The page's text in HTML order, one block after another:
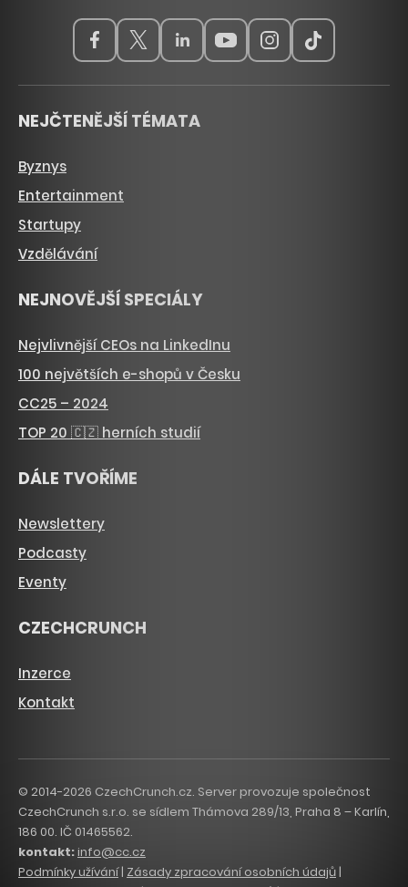
NEJČTENĚJŠÍ TÉMATA
Byznys
Entertainment
Startupy
Vzdělávání
NEJNOVĚJŠÍ SPECIÁLY
Nejvlivnější CEOs na LinkedInu
100 největších e-shopů v Česku
CC25 – 2024
TOP 20 🇨🇿 herních studií
DÁLE TVOŘÍME
Newslettery
Podcasty
Eventy
CZECHCRUNCH
Inzerce
Kontakt
© 2014-2026 CzechCrunch.cz. Server provozuje společnost
CzechCrunch s.r.o. se sídlem Thámova 289/13, Praha 8 – Karlín,
186 00. IČ 01465562.
kontakt:info@cc.cz
Podmínky užívání| Zásady zpracování osobních údajů|